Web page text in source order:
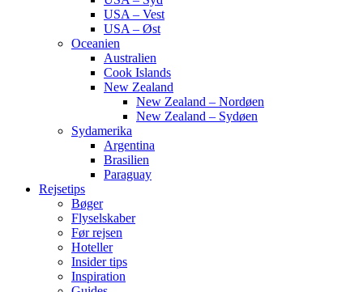
USA – Vest
USA – Øst
Oceanien
Australien
Cook Islands
New Zealand
New Zealand – Nordøen
New Zealand – Sydøen
Sydamerika
Argentina
Brasilien
Paraguay
Rejsetips
Bøger
Flyselskaber
Før rejsen
Hoteller
Insider tips
Inspiration